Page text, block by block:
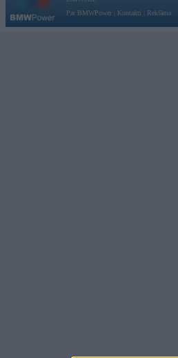
Par BMWPower
Kontakti Reklāma